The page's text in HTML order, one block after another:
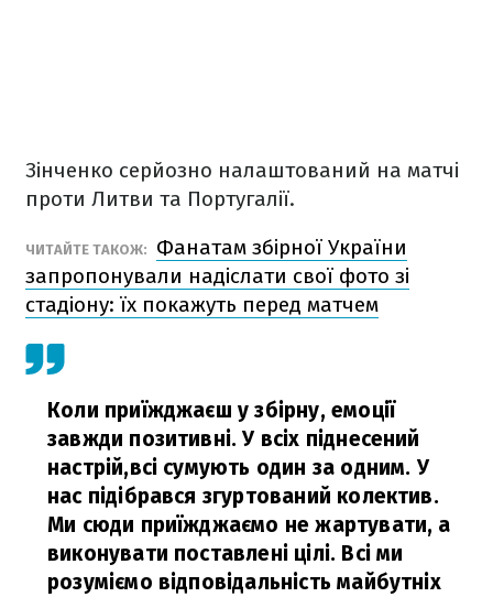
Зінченко серйозно налаштований на матчі
проти Литви та Португалії.
ЧИТАЙТЕ ТАКОЖ:
Фанатам збірної України
запропонували надіслати свої фото зі
стадіону: їх покажуть перед матчем
Коли приїжджаєш у збірну, емоції
завжди позитивні. У всіх піднесений
настрій,всі сумують один за одним. У
нас підібрався згуртований колектив.
Ми сюди приїжджаємо не жартувати, а
виконувати поставлені цілі. Всі ми
розуміємо відповідальність майбутніх